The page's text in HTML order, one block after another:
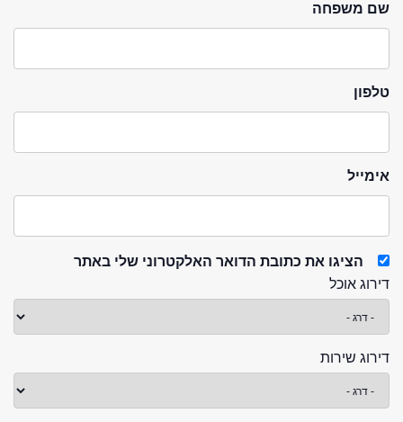
שם משפחה
טלפון
אימייל
הציגו את כתובת הדואר האלקטרוני שלי באתר
דירוג אוכל
דירוג שירות